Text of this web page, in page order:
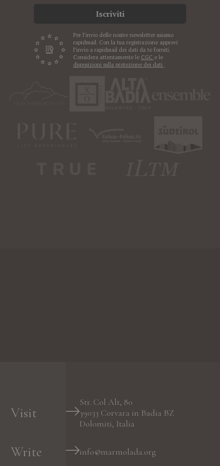
Iscriviti
Per l’invio delle nostre newsletter usiamo
rapidmail. Con la tua registrazione approvi
l’invio a rapidmail dei dati da te forniti.
Considera attentamente le CGC e le
disposizioni sulla protezione dei dati .
Visit
Str. Col Alt, 80
39033 Corvara in Badia BZ
Dolomiti, Italia
Write info@marmolada.org